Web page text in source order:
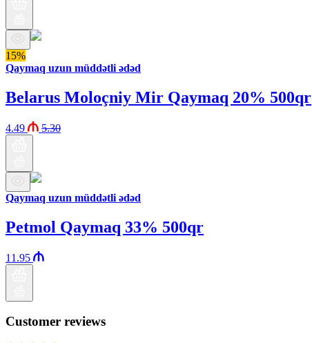
15%
Qaymaq uzun müddətli ədəd
Belarus Moloçniy Mir Qaymaq 20% 500qr
4.49 5.30
Qaymaq uzun müddətli ədəd
Petmol Qaymaq 33% 500qr
11.95
Customer reviews